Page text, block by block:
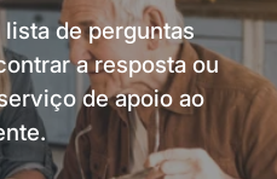
de perguntas
a resposta ou
de apoio ao